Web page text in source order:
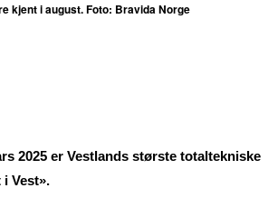
kjent i august. Foto: Bravida Norge
2025 er Vestlands største totaltekniske
Vest».